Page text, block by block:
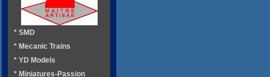
* SMD
* Mecanic Trains
* YD Models
* Miniatures-Passion